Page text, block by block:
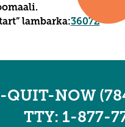
lambarka:36072*
QUIT-NOW
TTY: 1-877-